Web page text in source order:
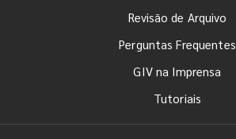
Revisão de Arquivo
Perguntas Frequentes
GIV na Imprensa
Tutoriais